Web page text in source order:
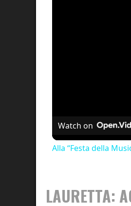
Watch on
Alla “Festa della
LAURETTA: